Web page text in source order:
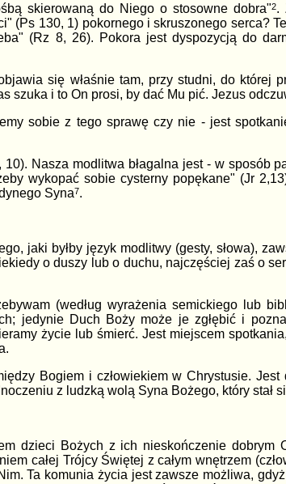
skierowaną do Niego o stosowne dobra"2.
(Ps 130, 1) pokornego i skruszonego serca?
(Rz 8, 26). Pokora jest dyspozycją do
się właśnie tam, przy studni, do której
szuka i to On prosi, by dać Mu pić. Jezus
sobie z tego sprawę czy nie - jest
Nasza modlitwa błagalna jest - w sposób
wykopać sobie cysterny popękane" (Jr
Syna7.
jaki byłby język modlitwy (gesty, słowa),
o duszy lub o duchu, najczęściej zaś o
(według wyrażenia semickiego lub
jedynie Duch Boży może je zgłębić i
życie lub śmierć. Jest miejscem
Bogiem i człowiekiem w Chrystusie. Jest
z ludzką wolą Syna Bożego, który stał
dzieci Bożych z ich nieskończenie dobrym
całej Trójcy Świętej z całym wnętrzem
Ta komunia życia jest zawsze możliwa,